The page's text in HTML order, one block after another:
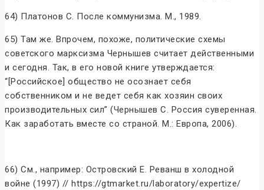
64) Платонов С. После коммунизма. М., 1989.
65) Там же. Впрочем, похоже, политические схемы
советского марксизма Чернышев считает действенными
и сегодня. Так, в его новой книге утверждается:
“[Российское] общество не осознает себя
собственником и не ведет себя как хозяин своих
производительных сил” (Чернышев С. Россия суверенная.
Как заработать вместе со страной. М.: Европа, 2006).
66) См., например: Островский Е. Реванш в холодной
войне (1997) // https://gtmarket.ru/laboratory/expertize/